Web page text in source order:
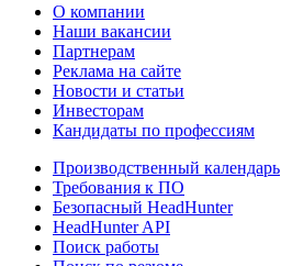
О компании
Наши вакансии
Партнерам
Реклама на сайте
Новости и статьи
Инвесторам
Кандидаты по профессиям
Производственный календарь
Требования к ПО
Безопасный HeadHunter
HeadHunter API
Поиск работы